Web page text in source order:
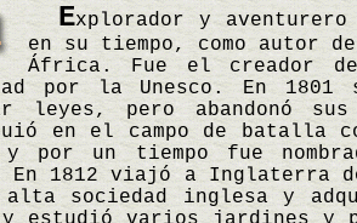
Explorador y
en su tiempo, como autor
África. Fue el creador
por la Unesco. En
leyes, pero abandonó
en el campo de batalla
y por un tiempo fue
En 1812 viajó a Inglaterra
sociedad inglesa y